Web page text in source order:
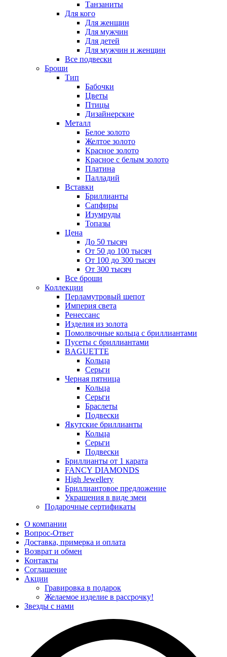
Танзаниты
Для кого
Для женщин
Для мужчин
Для детей
Для мужчин и женщин
Все подвески
Броши
Тип
Бабочки
Цветы
Птицы
Дизайнерские
Металл
Белое золото
Желтое золото
Красное золото
Красное с белым золото
Платина
Палладий
Вставки
Бриллианты
Сапфиры
Изумруды
Топазы
Цена
До 50 тысяч
От 50 до 100 тысяч
От 100 до 300 тысяч
От 300 тысяч
Все броши
Коллекции
Перламутровый шепот
Империя света
Ренессанс
Изделия из золота
Помолвочные кольца с бриллиантами
Пусеты с бриллиантами
BAGUETTE
Кольца
Серьги
Черная пятница
Кольца
Серьги
Браслеты
Подвески
Якутские бриллианты
Кольца
Серьги
Подвески
Бриллианты от 1 карата
FANCY DIAMONDS
High Jewellery
Бриллиантовое предложение
Украшения в виде змеи
Подарочные сертификаты
О компании
Вопрос-Ответ
Доставка, примерка и оплата
Возврат и обмен
Контакты
Соглашение
Акции
Гравировка в подарок
Желаемое изделие в рассрочку!
Звезды с нами